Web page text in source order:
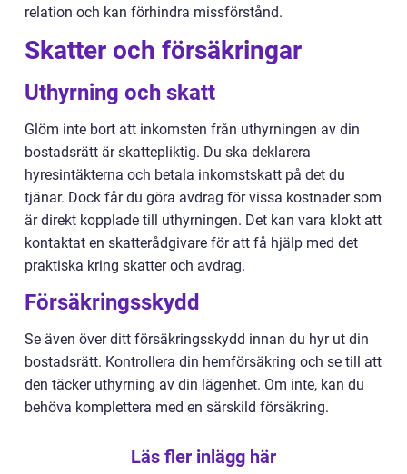
relation och kan förhindra missförstånd.
Skatter och försäkringar
Uthyrning och skatt
Glöm inte bort att inkomsten från uthyrningen av din
bostadsrätt är skattepliktig. Du ska deklarera
hyresintäkterna och betala inkomstskatt på det du
tjänar. Dock får du göra avdrag för vissa kostnader som
är direkt kopplade till uthyrningen. Det kan vara klokt att
kontaktat en skatterådgivare för att få hjälp med det
praktiska kring skatter och avdrag.
Försäkringsskydd
Se även över ditt försäkringsskydd innan du hyr ut din
bostadsrätt. Kontrollera din hemförsäkring och se till att
den täcker uthyrning av din lägenhet. Om inte, kan du
behöva komplettera med en särskild försäkring.
Läs fler inlägg här